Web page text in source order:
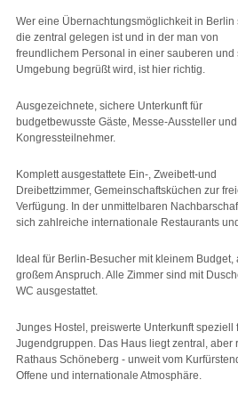
Wer eine Übernachtungsmöglichkeit in Berlin
die zentral gelegen ist und in der man von
freundlichem Personal in einer sauberen und
Umgebung begrüßt wird, ist hier richtig.
Ausgezeichnete, sichere Unterkunft für
budgetbewusste Gäste, Messe-Aussteller und
Kongressteilnehmer.
Komplett ausgestattete Ein-, Zweibett-und
Dreibettzimmer, Gemeinschaftsküchen zur
Verfügung. In der unmittelbaren
sich zahlreiche internationale Restaurants
Ideal für Berlin-Besucher mit kleinem Budget,
großem Anspruch. Alle Zimmer sind mit
WC ausgestattet.
Junges Hostel, preiswerte Unterkunft speziell
Jugendgruppen. Das Haus liegt zentral, aber
Rathaus Schöneberg - unweit vom
Offene und internationale Atmosphäre.